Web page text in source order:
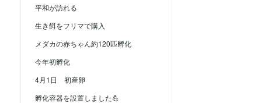
平和が訪れる
生き餌をフリマで購入
メダカの赤ちゃん約120匹孵化
今年初孵化
4月1日 初産卵
孵化容器を設置しました💪